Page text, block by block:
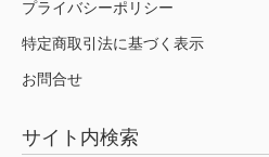
プライバシーポリシー
特定商取引法に基づく表示
お問合せ
サイト内検索